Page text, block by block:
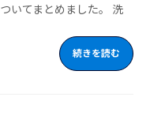
いてまとめました。 洗
続きを読む